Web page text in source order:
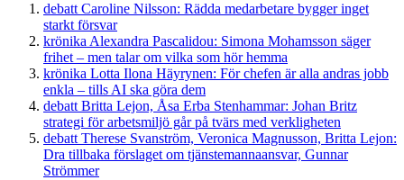
debatt Caroline Nilsson: Rädda medarbetare bygger inget
starkt försvar
krönika Alexandra Pascalidou: Simona Mohamsson säger
frihet – men talar om vilka som hör hemma
krönika Lotta Ilona Häyrynen: För chefen är alla andras jobb
enkla – tills AI ska göra dem
debatt Britta Lejon, Åsa Erba Stenhammar: Johan Britz
strategi för arbetsmiljö går på tvärs med verkligheten
debatt Therese Svanström, Veronica Magnusson, Britta Lejon:
Dra tillbaka förslaget om tjänstemannaansvar, Gunnar
Strömmer